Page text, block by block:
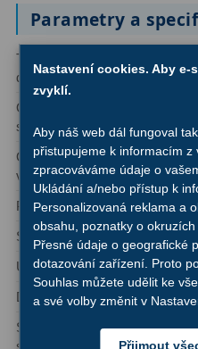
Seřízení22
Laserové kolimátory
Optické kolimátory11
Umělé hvězdy 5
Zrcátka a hranoly61
Diagonální zrcátka36
Diagonální hranoly7
Parametry a
Typ
dalekohledu:
Optická
schémata:
Ohnisková
vzdálenost:
600 mm
Průměr objektivu:
80 mm
Světelnost:
Úhlové rozlišení:
1,44"
Dosah:
11,3 magnituda
Síla
sbírání
130x(ve srovnání
s lidským
Nastavení cookies. Aby
zvyklí.
Aby náš web dál fungoval
přistupujeme k informacím z
zpracováváme údaje o
Ukládání a/nebo přístup k
Personalizovaná reklama a
obsahu, poznatky o
Přesné údaje o geografické
dotazování zařízení. Proto
Souhlas můžete udělit ke
a své volby změnit v
Přijmout